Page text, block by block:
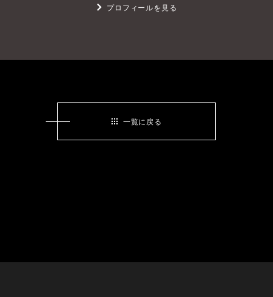
プロフィールを見る
一覧に戻る